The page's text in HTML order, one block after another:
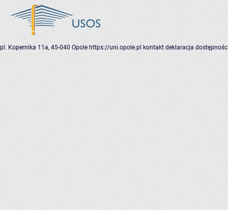
pl. Kopernika 11a, 45-040 Opole https://uni.opole.pl kontakt deklaracja